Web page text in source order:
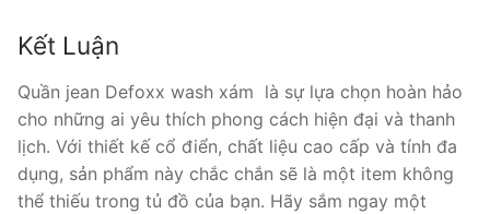
Kết Luận
Quần jean Defoxx wash xám là sự lựa chọn hoàn hảo
cho những ai yêu thích phong cách hiện đại và thanh
lịch. Với thiết kế cổ điển, chất liệu cao cấp và tính đa
dụng, sản phẩm này chắc chắn sẽ là một item không
thể thiếu trong tủ đồ của bạn. Hãy sắm ngay một